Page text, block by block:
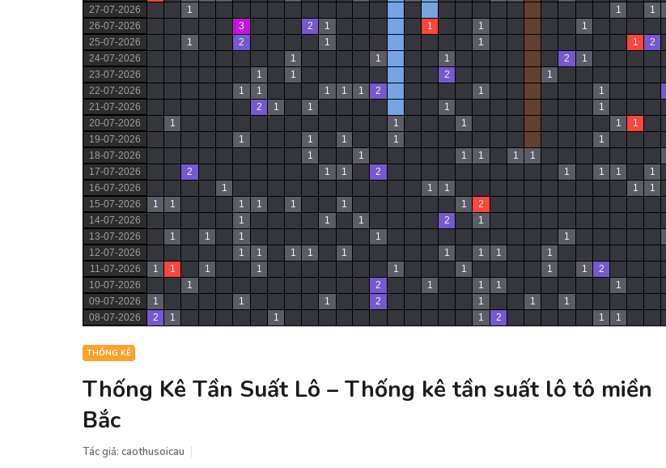
27-07-2026
1 1 1
26-07-2026
3 2 1 1 1 1
25-07-2026
1 2 1 1 1 2
24-07-2026
1 1 1 2 1
23-07-2026
1 1 2 1
22-07-2026
1 1 1 1 1 2 1 1
21-07-2026
2 1 1 1 1
20-07-2026
1 1 1 1 1
19-07-2026
1 1 1 1 1
18-07-2026
1 1 1 1 1 1
17-07-2026
2 1 1 2 1 1 1 1
16-07-2026
1 1 1 1 1
15-07-2026
1 1 1 1 1 1 1 2
14-07-2026
1 1 1 2 1
13-07-2026
1 1 1 1 1
12-07-2026
1 1 1 1 1 1 1 1 1
11-07-2026
1 1 1 1 1 1 1 1 2
10-07-2026
1 2 1 1 1 1
09-07-2026
1 1 1 2 1 1 1
08-07-2026
2 1 1 1 2 1 1
THỐNG KÊ
Thống Kê Tần Suất Lô – Thống kê tần suất lô tô miền
Bắc
Tác giả: caothusoicau